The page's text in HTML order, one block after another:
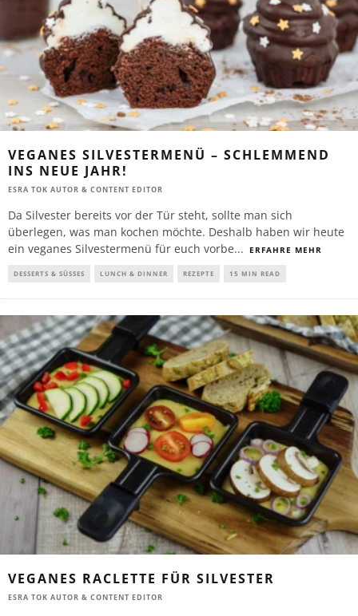
VEGANES SILVESTERMENÜ – SCHLEMMEND
INS NEUE JAHR!
ESRA TOK AUTOR & CONTENT EDITOR
Da Silvester bereits vor der Tür steht, sollte man sich
überlegen, was man kochen möchte. Deshalb haben wir heute
ein veganes Silvestermenü für euch vorbe... ERFAHRE MEHR
DESSERTS & SÜSSES LUNCH & DINNER REZEPTE 15 MIN READ
VEGANES RACLETTE FÜR SILVESTER
ESRA TOK AUTOR & CONTENT EDITOR